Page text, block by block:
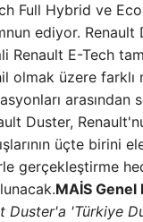
Full Hybrid ve
ediyor.
Renault E-Tech
olmak üzere farklı
arasından
Duster,
üçte birini
gerçekleştirme
MAİS
Duster'a 'Türkiye